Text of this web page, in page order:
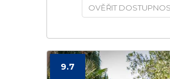
OVĚŘIT
9.7